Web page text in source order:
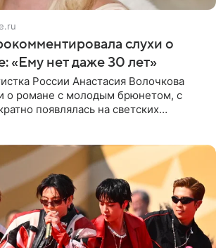
слухи о
«Ему нет даже 30 лет»
России Анастасия Волочкова
о романе с молодым брюнетом, с
появлялась на светских